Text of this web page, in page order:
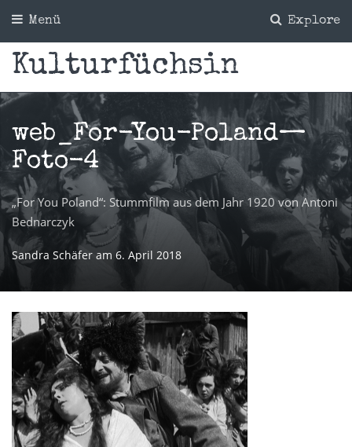
Explore
Menü
Kulturfüchsin
web_For-You-Poland—
Foto-4
„For You Poland“: Stummfilm aus dem Jahr 1920 von Antoni
Bednarczyk
Sandra Schäfer am 6. April 2018